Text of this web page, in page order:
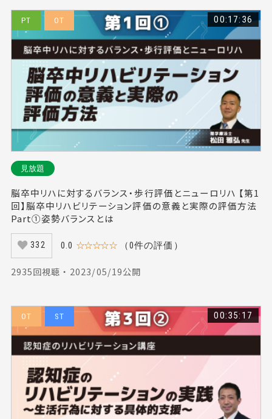
PT OT 00:17:36
見放題
脳卒中リハに対するバランス・歩行評価とニューロリハ 【第1
回】脳卒中リハビリテーション評価の意義と実際の評価方法
Part①姿勢バランスとは
332 0.0 ☆☆☆☆☆ （0件の評価）
2935回視聴 ・ 2023/05/19公開
OT ST 00:35:17